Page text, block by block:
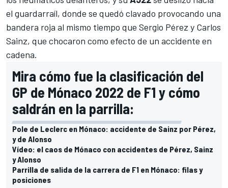
el guardarraíl, donde se quedó clavado provocando una
bandera roja al mismo tiempo que Sergio Pérez y Carlos
Sainz, que chocaron como efecto de un accidente en
cadena.
Mira cómo fue la clasificación del
GP de Mónaco 2022 de F1 y cómo
saldrán en la parrilla:
Pole de Leclerc en Mónaco: accidente de Sainz por Pérez,
y de Alonso
Vídeo: el caos de Mónaco con accidentes de Pérez, Sainz
y Alonso
Parrilla de salida de la carrera de F1 en Mónaco: filas y
posiciones